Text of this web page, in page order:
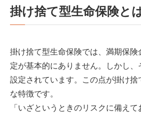
掛け捨て型生命保険と
掛け捨て型生命保険では、満期保険
定が基本的にありません。しかし、
設定されています。この点が掛け捨
な特徴です。
「いざというときのリスクに備え